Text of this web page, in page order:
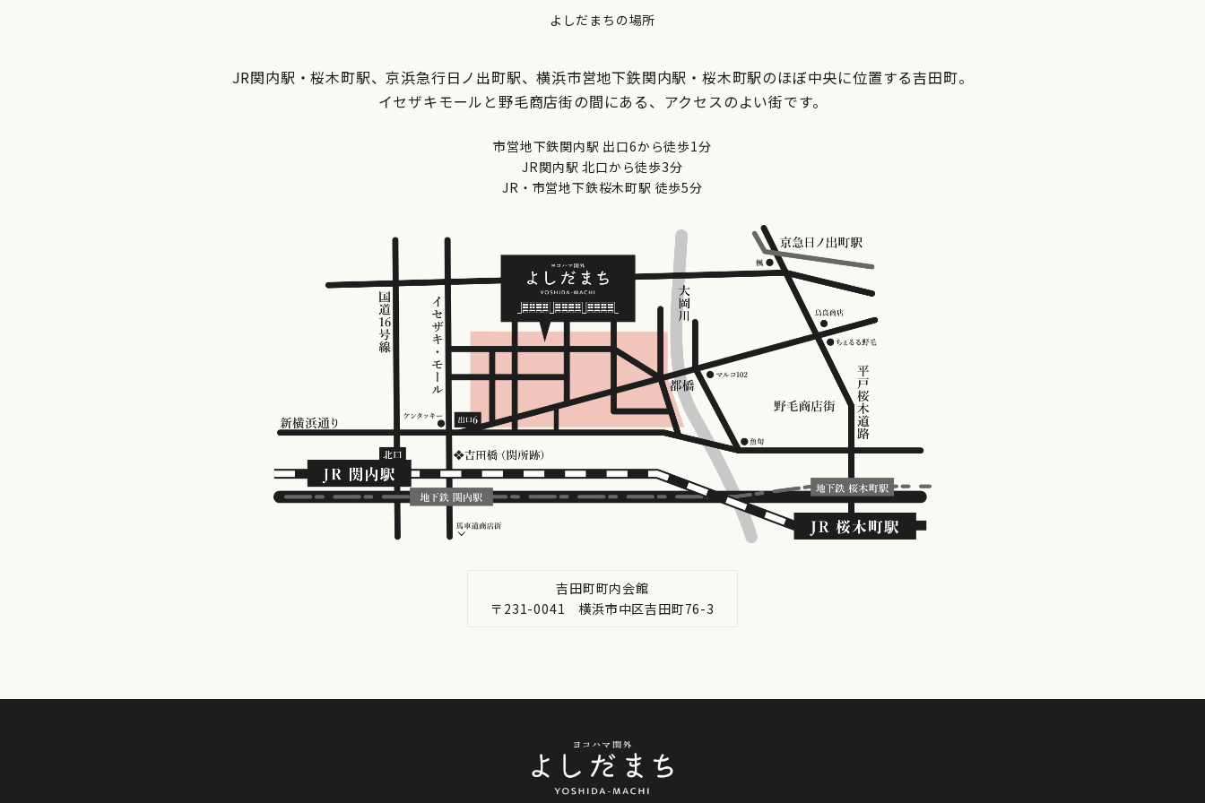
よしだまちの場所
JR関内駅・桜木町駅、京浜急行日ノ出町駅、横浜市営地下鉄関内駅・桜木町駅のほぼ中央に位置する吉田町。
イセザキモールと野毛商店街の間にある、アクセスのよい街です。
市営地下鉄関内駅 出口6から徒歩1分
JR関内駅 北口から徒歩3分
JR・市営地下鉄桜木町駅 徒歩5分
吉田町町内会館
〒231-0041 横浜市中区吉田町76-3